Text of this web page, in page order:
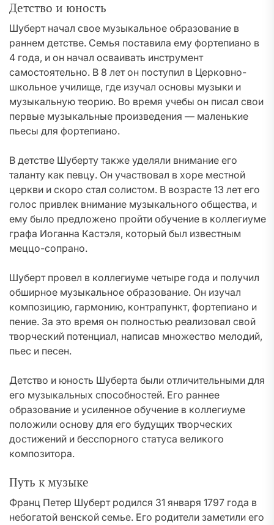
Детство и юность
Шуберт начал свое музыкальное образование в
раннем детстве. Семья поставила ему фортепиано в
4 года, и он начал осваивать инструмент
самостоятельно. В 8 лет он поступил в Церковно-
школьное училище, где изучал основы музыки и
музыкальную теорию. Во время учебы он писал свои
первые музыкальные произведения — маленькие
пьесы для фортепиано.
В детстве Шуберту также уделяли внимание его
таланту как певцу. Он участвовал в хоре местной
церкви и скоро стал солистом. В возрасте 13 лет его
голос привлек внимание музыкального общества, и
ему было предложено пройти обучение в коллегиуме
графа Иоганна Кастэля, который был известным
меццо-сопрано.
Шуберт провел в коллегиуме четыре года и получил
обширное музыкальное образование. Он изучал
композицию, гармонию, контрапункт, фортепиано и
пение. За это время он полностью реализовал свой
творческий потенциал, написав множество мелодий,
пьес и песен.
Детство и юность Шуберта были отличительными для
его музыкальных способностей. Его раннее
образование и усиленное обучение в коллегиуме
положили основу для его будущих творческих
достижений и бесспорного статуса великого
композитора.
Путь к музыке
Франц Петер Шуберт родился 31 января 1797 года в
небогатой венской семье. Его родители заметили его